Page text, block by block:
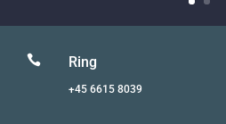
 Ring
+45 6615 8039